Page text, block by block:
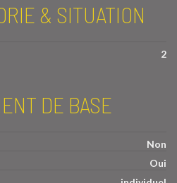
& SITUATION
2
DE BASE
Non
Oui